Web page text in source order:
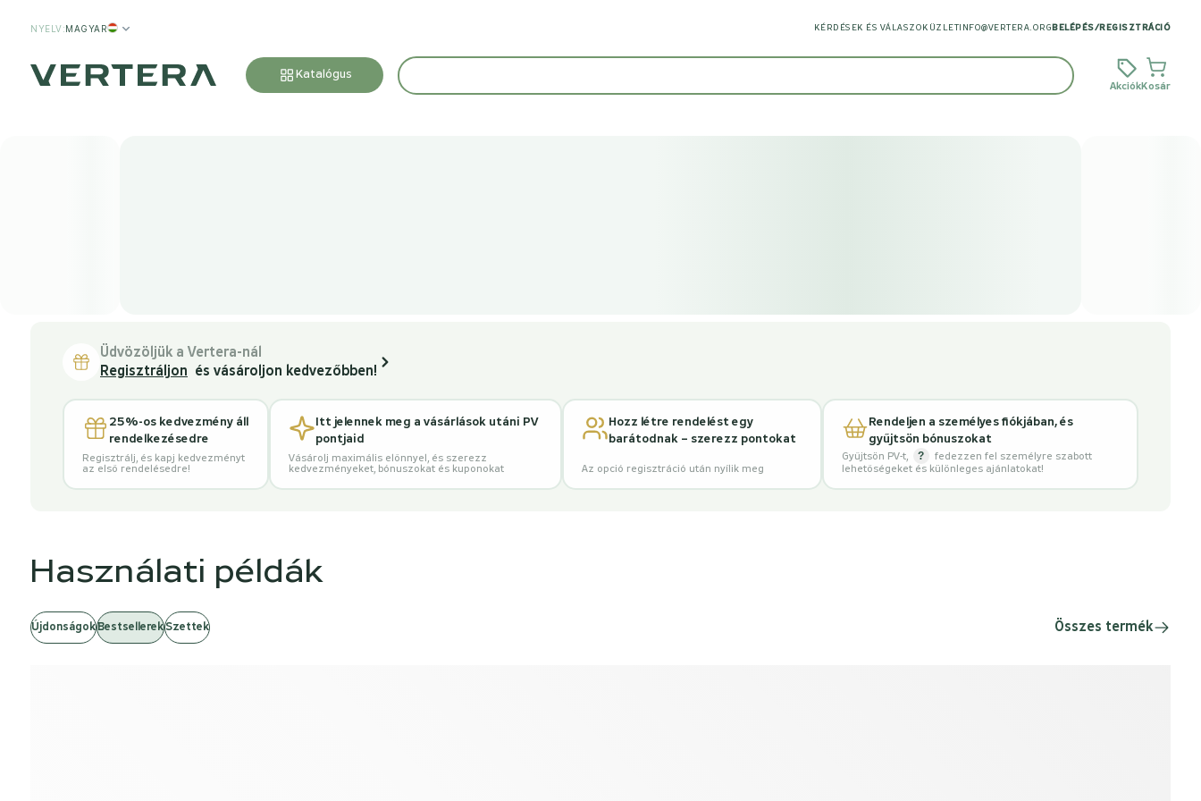
NYELV:MAGYAR KÉRDÉSEK ÉS VÁLASZOK ÜZLET INFO@VERTERA.ORG BELÉPÉS/ REGISZTRÁCIÓ
Katalógus
AkciókKosár
Üdvözöljük a Vertera-nál
Regisztráljon és vásároljon kedvezőbben!
25%-os kedvezmény áll
rendelkezésedre
Regisztrálj, és kapj kedvezményt
az első rendelésedre!
Itt jelennek meg a vásárlások utáni PV
pontjaid
Vásárolj maximális előnnyel, és szerezz
kedvezményeket, bónuszokat és kuponokat
Hozz létre rendelést egy
barátodnak – szerezz pontokat
Az opció regisztráció után nyílik meg
Rendeljen a személyes fiókjában, és
gyűjtsön bónuszokat
Gyűjtsön PV-t, ?
fedezzen fel személyre szabott
lehetőségeket és különleges ajánlatokat!
Használati példák
ÚjdonságokBestsellerekSzettek Összes termék